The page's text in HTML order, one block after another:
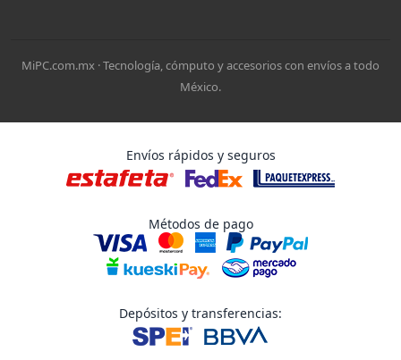
MiPC.com.mx · Tecnología, cómputo y accesorios con envíos a todo
México.
Envíos rápidos y seguros
Métodos de pago
Depósitos y transferencias: